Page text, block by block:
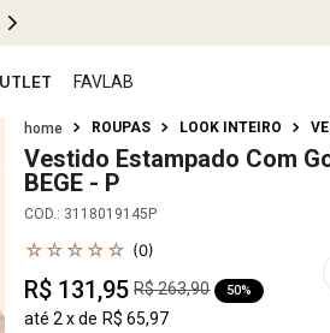
FAVLAB
ROUPAS LOOK INTEIRO
Vestido Estampado Com
BEGE - P
COD.: 3118019145P
☆ ☆ ☆ ☆ ☆ (0)
R$ 131,95 R$263,90 50%
até 2 x de R$ 65,97